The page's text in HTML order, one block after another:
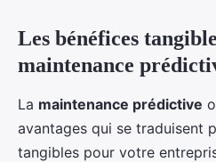
Les bénéfices
maintenance
La maintenance prédictive
avantages qui se traduisent
tangibles pour votre